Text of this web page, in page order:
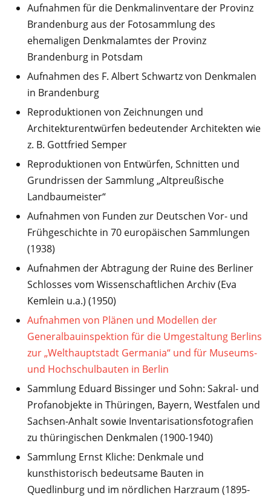
Aufnahmen für die Denkmalinventare der Provinz
Brandenburg aus der Fotosammlung des
ehemaligen Denkmalamtes der Provinz
Brandenburg in Potsdam
Aufnahmen des F. Albert Schwartz von Denkmalen
in Brandenburg
Reproduktionen von Zeichnungen und
Architekturentwürfen bedeutender Architekten wie
z. B. Gottfried Semper
Reproduktionen von Entwürfen, Schnitten und
Grundrissen der Sammlung „Altpreußische
Landbaumeister“
Aufnahmen von Funden zur Deutschen Vor- und
Frühgeschichte in 70 europäischen Sammlungen
(1938)
Aufnahmen der Abtragung der Ruine des Berliner
Schlosses vom Wissenschaftlichen Archiv (Eva
Kemlein u.a.) (1950)
Aufnahmen von Plänen und Modellen der
Generalbauinspektion für die Umgestaltung Berlins
zur „Welthauptstadt Germania“ und für Museums-
und Hochschulbauten in Berlin
Sammlung Eduard Bissinger und Sohn: Sakral- und
Profanobjekte in Thüringen, Bayern, Westfalen und
Sachsen-Anhalt sowie Inventarisationsfotografien
zu thüringischen Denkmalen (1900-1940)
Sammlung Ernst Kliche: Denkmale und
kunsthistorisch bedeutsame Bauten in
Quedlinburg und im nördlichen Harzraum (1895-